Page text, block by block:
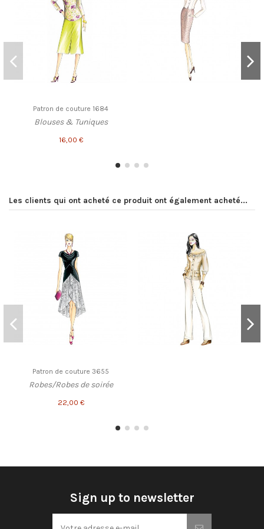
Patron de couture 1684
Blouses & Tuniques
16,00 €
Les clients qui ont acheté ce produit ont également acheté...
Patron de couture 3655
Robes/Robes de soirée
22,00 €
Sign up to newsletter